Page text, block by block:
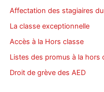
Affectation des stagiaires
La classe exceptionnelle
Accès à la Hors classe
Listes des promus à la hors
Droit de grève des AED